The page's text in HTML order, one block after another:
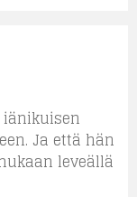
Ja että hän
leveällä